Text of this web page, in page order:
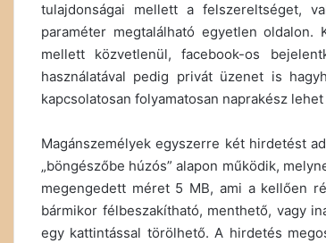
tulajdonságai mellett a felszereltséget,
paraméter megtalálható egyetlen oldalon.
mellett közvetlenül, facebook-os
használatával pedig privát üzenet is
kapcsolatosan folyamatosan naprakész
Magánszemélyek egyszerre két hirdetést
„böngészőbe húzós” alapon működik,
megengedett méret 5 MB, ami a kellően
bármikor félbeszakítható, menthető, vagy
egy kattintással törölhető. A hirdetés